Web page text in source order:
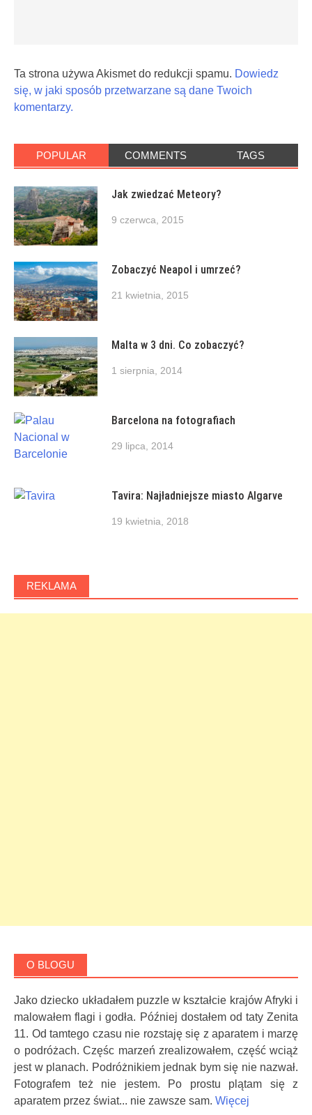
Ta strona używa Akismet do redukcji spamu. Dowiedz
się, w jaki sposób przetwarzane są dane Twoich
komentarzy.
POPULAR COMMENTS TAGS
Jak zwiedzać Meteory?
9 czerwca, 2015
Zobaczyć Neapol i umrzeć?
21 kwietnia, 2015
Malta w 3 dni. Co zobaczyć?
1 sierpnia, 2014
Barcelona na fotografiach
29 lipca, 2014
Tavira: Najładniejsze miasto Algarve
19 kwietnia, 2018
REKLAMA
O BLOGU
Jako dziecko układałem puzzle w kształcie krajów Afryki i
malowałem flagi i godła. Później dostałem od taty Zenita
11. Od tamtego czasu nie rozstaję się z aparatem i marzę
o podróżach. Częśc marzeń zrealizowałem, część wciąż
jest w planach. Podróżnikiem jednak bym się nie nazwał.
Fotografem też nie jestem. Po prostu plątam się z
aparatem przez świat... nie zawsze sam. Więcej